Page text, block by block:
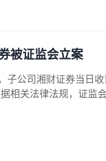
被证监会立案
子公司湘财证券当日
相关法律法规，证监